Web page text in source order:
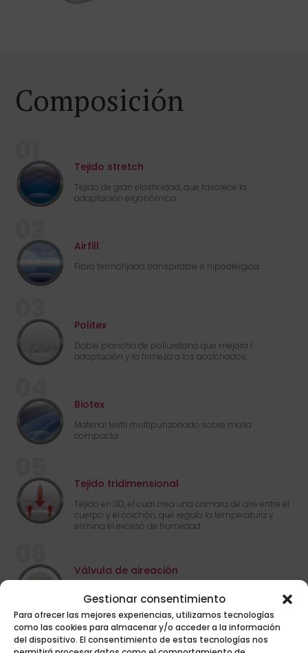
Gestionar consentimiento
Para ofrecer las mejores experiencias, utilizamos tecnologías
como las cookies para almacenar y/o acceder a la información
del dispositivo. El consentimiento de estas tecnologías nos
Composición
Tejido stretch
Tejido de gran elasticidad, que favorece la
adaptación ergonómica
Airfill
Fibra termofijada transpirable e hipoalérgica.
Politex
Doble plancha de poliuretano que mejora l
adaptación y la firmeza a los acolchados.
Biotex
Material textil multipunzonado sobre malla
compacta
Tejido tridimensional
Tejido en 3D, el cual crea una cámara de aire entre el
cuerpo y el colchón, que regula la temperatura y
elimina el exceso de humedad.
Válvula de aireación
07 Muelles tecnología Bonnell